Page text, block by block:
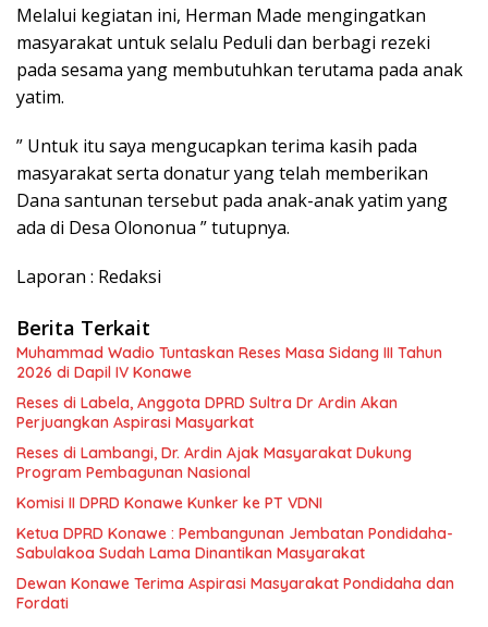
Melalui kegiatan ini, Herman Made mengingatkan
masyarakat untuk selalu Peduli dan berbagi rezeki
pada sesama yang membutuhkan terutama pada anak
yatim.
” Untuk itu saya mengucapkan terima kasih pada
masyarakat serta donatur yang telah memberikan
Dana santunan tersebut pada anak-anak yatim yang
ada di Desa Olononua ” tutupnya.
Laporan : Redaksi
Berita Terkait
Muhammad Wadio Tuntaskan Reses Masa Sidang III Tahun
2026 di Dapil IV Konawe
Reses di Labela, Anggota DPRD Sultra Dr Ardin Akan
Perjuangkan Aspirasi Masyarkat
Reses di Lambangi, Dr. Ardin Ajak Masyarakat Dukung
Program Pembagunan Nasional
Komisi II DPRD Konawe Kunker ke PT VDNI
Ketua DPRD Konawe : Pembangunan Jembatan Pondidaha-
Sabulakoa Sudah Lama Dinantikan Masyarakat
Dewan Konawe Terima Aspirasi Masyarakat Pondidaha dan
Fordati